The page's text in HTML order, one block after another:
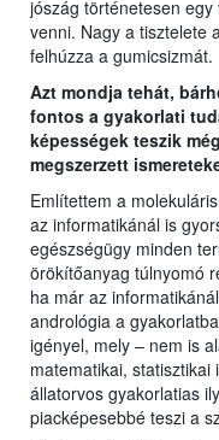
jószág történetesen
venni. Nagy a tisztelete
felhúzza a gumicsizmát.
Azt mondja tehát,
fontos a gyakorlati
képességek teszik
megszerzett
Említettem a
az informatikánál is
egészségügy minden
örökítőanyag túlnyomó
ha már az
andrológia a
igényel, mely – nem is
matematikai,
állatorvos gyakorlatias
piacképesebbé teszi a